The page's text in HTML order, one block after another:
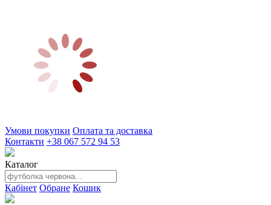
Умови покупки Оплата та доставка
Контакти +38 067 572 94 53
Каталог
Кабінет Обране Кошик